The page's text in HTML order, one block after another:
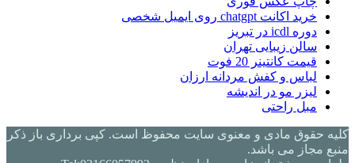
خرید اکانت chatgpt روی ایمیل شخصی
دوره icdl در تبریز
سالن زیبایی تهران
قیمت کانتینر 20 فوت
لباس و کفش مردانه ارزان
لیزر مو در اندیشه
مبل راحتی
کلیه حقوق مادی و معنوی سایت محفوظ است. کپی برداری باز ذکر
منبع مجاز می باشد.